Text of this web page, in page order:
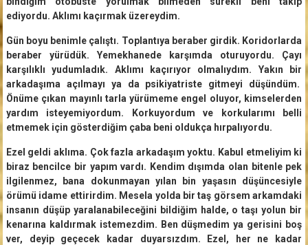
ediyordu. Aklımı kaçırmak üzereydim.
Gün boyu benimle çalıştı. Toplantıya beraber girdik. Koridorlarda
beraber yürüdük. Yemekhanede karşımda oturuyordu. Çayı
karşılıklı yudumladık. Aklımı kaçırıyor olmalıydım. Yakın bir
arkadaşıma açılmayı ya da psikiyatriste gitmeyi düşündüm.
Önüme çıkan mayınlı tarla yürümeme engel oluyor, kimselerden
yardım isteyemiyordum. Korkuyordum ve korkularımı belli
etmemek için gösterdiğim çaba beni oldukça hırpalıyordu.
Ezel geldi aklıma. Çok fazla arkadaşım yoktu. Kabul etmeliyim ki
biraz bencilce bir yapım vardı. Kendim dışımda olan bitenle pek
ilgilenmez, bana dokunmayan yılan bin yaşasın düşüncesiyle
örümü idame ettirirdim. Mesela yolda bir taş görsem arkamdaki
insanın düşüp yaralanabileceğini bildiğim halde, o taşı yolun bir
kenarına kaldırmak istemezdim. Ben düşmedim ya gerisini boş
ver, deyip geçecek kadar duyarsızdım. Ezel, her ne kadar